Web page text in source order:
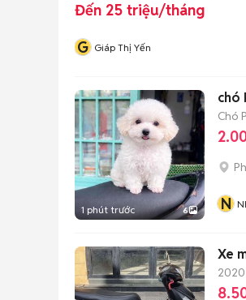
Đến 25 triệu/tháng
G Giáp Thị Yến
1 phút trước 6
chó
Chó
N
Xe
2020